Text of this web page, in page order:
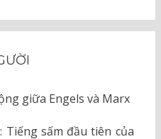
giữa Engels và Marx
Tiếng sấm đầu tiên của